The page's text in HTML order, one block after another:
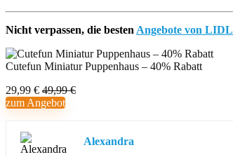
Nicht verpassen, die besten Angebote von LIDL
Cutefun Miniatur Puppenhaus – 40% Rabatt
29,99 € 49,99 €
zum Angebot
Alexandra